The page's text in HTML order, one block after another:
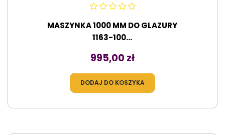
MASZYNKA 1000 MM DO GLAZURY
1163-100...
Cena
995,00 zł
DODAJ DO KOSZYKA